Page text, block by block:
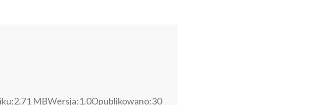
MBWersja:1.0Opublikowano:30